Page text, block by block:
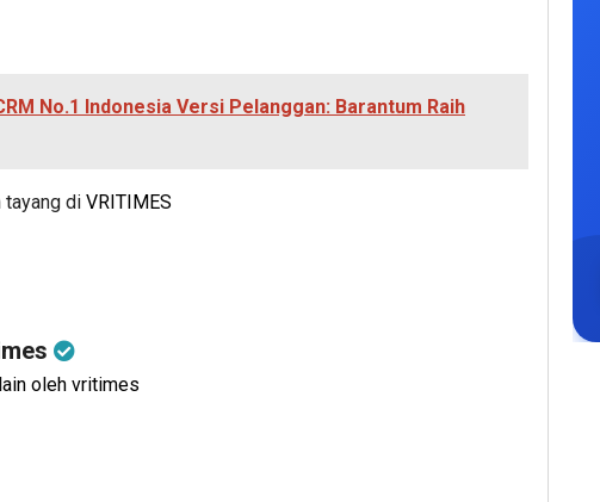
No.1 Indonesia Versi Pelanggan: Barantum Raih
tayang di VRITIMES
oleh vritimes